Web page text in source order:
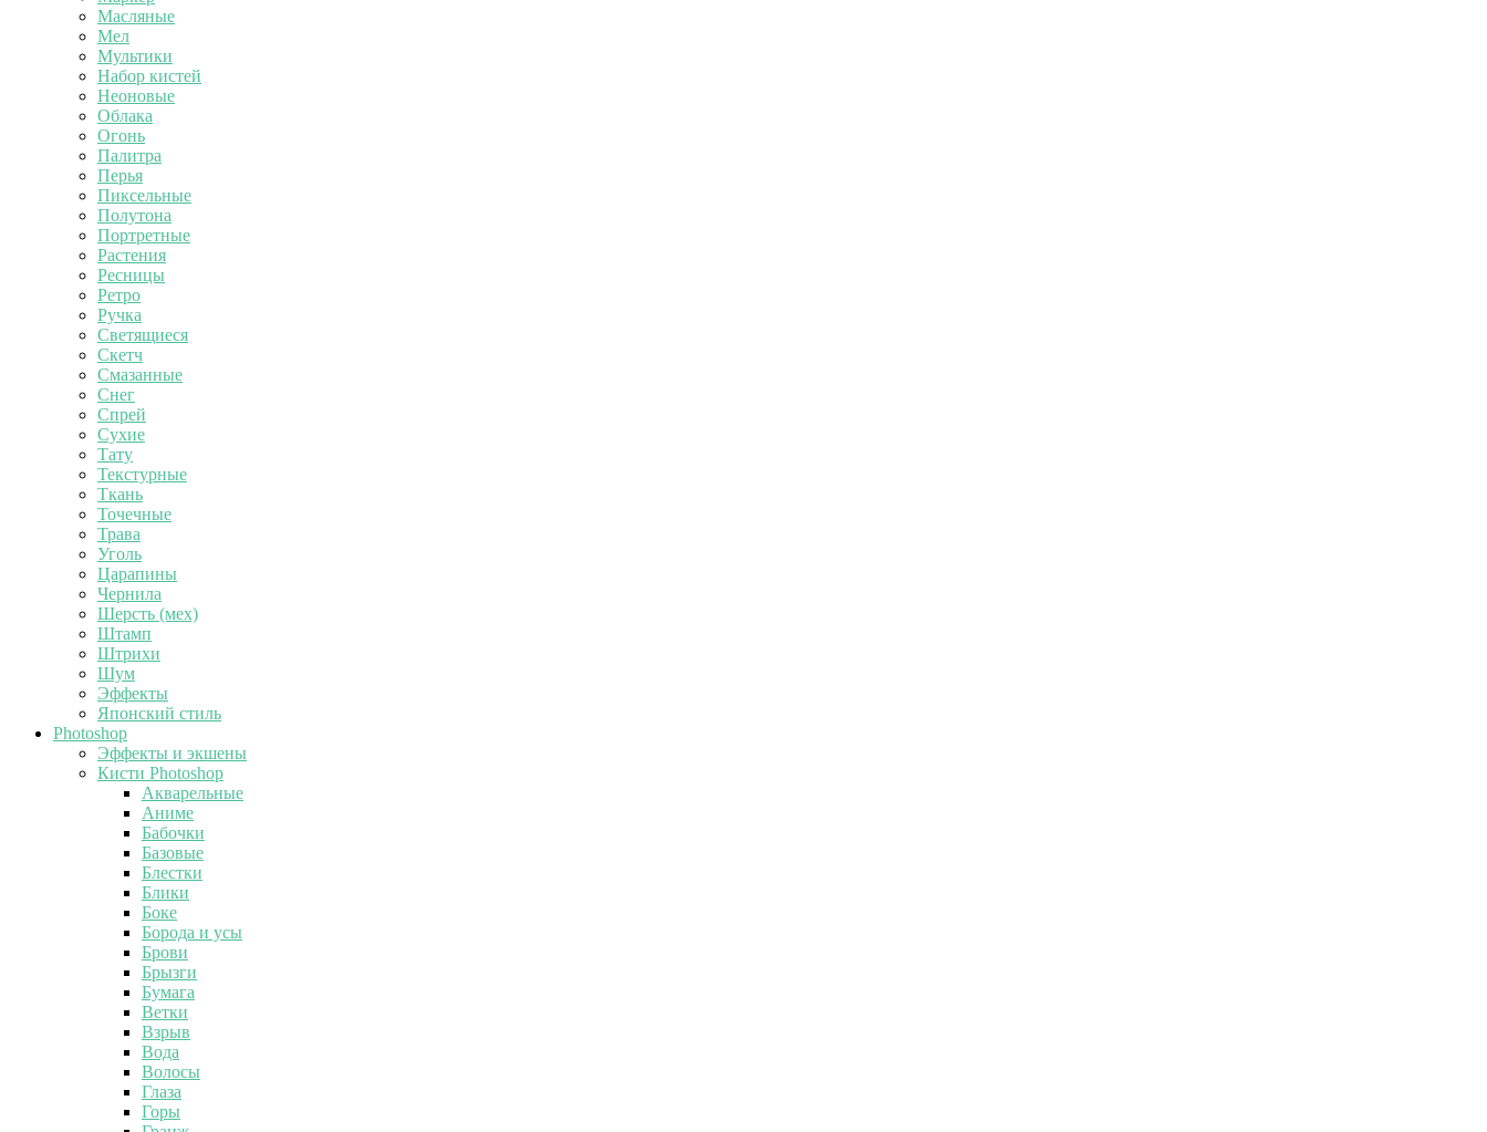
Масляные
Мел
Мультики
Набор кистей
Неоновые
Облака
Огонь
Палитра
Перья
Пиксельные
Полутона
Портретные
Растения
Ресницы
Ретро
Ручка
Светящиеся
Скетч
Смазанные
Снег
Спрей
Сухие
Тату
Текстурные
Ткань
Точечные
Трава
Уголь
Царапины
Чернила
Шерсть (мех)
Штамп
Штрихи
Шум
Эффекты
Японский стиль
Photoshop
Эффекты и экшены
Кисти Photoshop
Акварельные
Аниме
Бабочки
Базовые
Блестки
Блики
Боке
Борода и усы
Брови
Брызги
Бумага
Ветки
Взрыв
Вода
Волосы
Глаза
Горы